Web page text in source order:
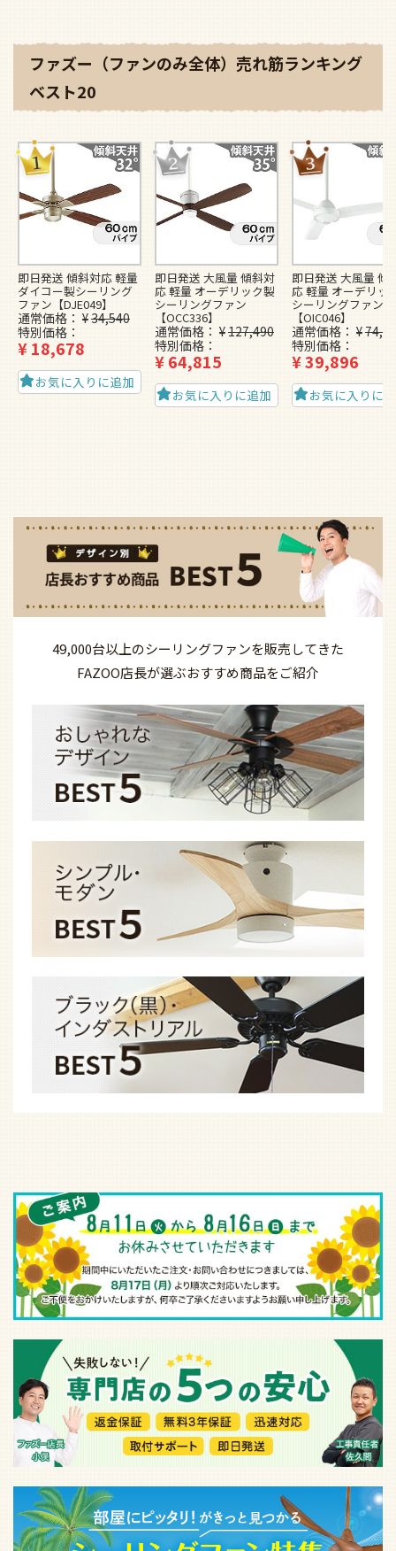
ファズー（ファンのみ全体）売れ筋ランキング
ベスト20
即日発送 傾斜対応 軽量
ダイコー製シーリング
ファン【DJE049】
通常価格 ¥34,540
特別価格
¥18,678
お気に入りに追加
即日発送 大風量 傾斜対
応 軽量 オーデリック製
シーリングファン
【OCC336】
通常価格 ¥127,490
特別価格
¥64,815
お気に入りに追加
即日発送 大風量 傾
応 軽量 オーデリッ
シーリングファン
【OIC046】
通常価格 ¥
特別価格
¥39,896
お気に入りに
49,000台以上のシーリングファンを販売してきた
FAZOO店長が選ぶおすすめ商品をご紹介